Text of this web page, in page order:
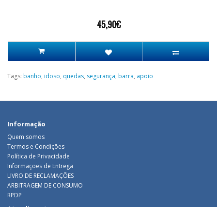
45,90€
Tags: banho, idoso, quedas, segurança, barra, apoio
Informação
Quem somos
Termos e Condições
Política de Privacidade
Informações de Entrega
LIVRO DE RECLAMAÇÕES
ARBITRAGEM DE CONSUMO
RPDP